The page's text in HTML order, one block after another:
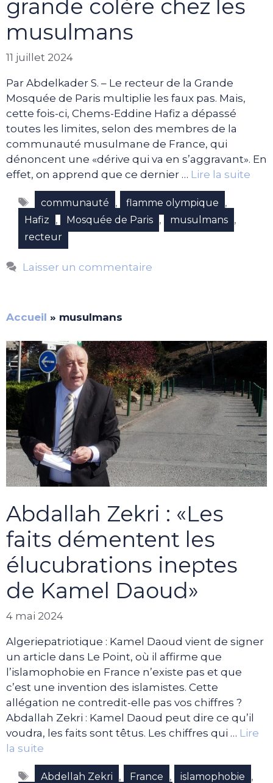
grande colère chez les
musulmans
11 juillet 2024
Par Abdelkader S. – Le recteur de la Grande
Mosquée de Paris multiplie les faux pas. Mais,
cette fois-ci, Chems-Eddine Hafiz a dépassé
toutes les limites, selon des membres de la
communauté musulmane de France, qui
dénoncent une «dérive qui va en s’aggravant». En
effet, on apprend que ce dernier … Lire la suite
Étiquettes
communauté , flamme olympique ,
Hafiz , Mosquée de Paris , musulmans ,
recteur
Laisser un commentaire
Accueil » musulmans
Abdallah Zekri : «Les
faits démentent les
élucubrations ineptes
de Kamel Daoud»
4 mai 2024
Algeriepatriotique : Kamel Daoud vient de signer
un article dans Le Point, où il affirme que
l’islamophobie en France n’existe pas et que
c’est une invention des islamistes. Cette
allégation ne contredit-elle pas vos chiffres ?
Abdallah Zekri : Kamel Daoud peut dire ce qu’il
voudra, les faits sont têtus. Les chiffres qui … Lire
la suite
Étiquettes
Abdellah Zekri , France , islamophobie ,